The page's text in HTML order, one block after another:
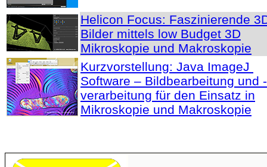
Helicon Focus: Faszinierende
Bilder mittels low Budget 3D
Mikroskopie und Makroskopie
Kurzvorstellung: Java ImageJ
Software – Bildbearbeitung und -
verarbeitung für den Einsatz in
Mikroskopie und Makroskopie